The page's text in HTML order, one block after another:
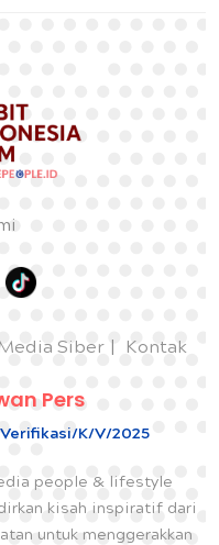
Siber Kontak
Pers
K/V/2025
people & lifestyle
kisah inspiratif dari
untuk menggerakkan